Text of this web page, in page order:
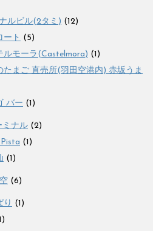
ルビル(2タミ) (12)
ート (5)
ルモーラ(Castelmora) (1)
たまご 直売所(羽田空港内) 赤坂うま
バー (1)
ミナル (2)
(1)
(1)
(6)
り (1)